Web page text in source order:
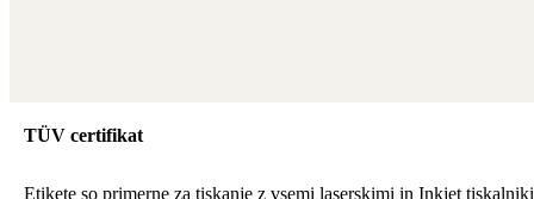
TÜV certifikat
Etikete so primerne za tiskanje z vsemi laserskimi in Inkjet